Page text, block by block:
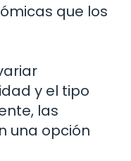
que los
y el tipo
las
una opción